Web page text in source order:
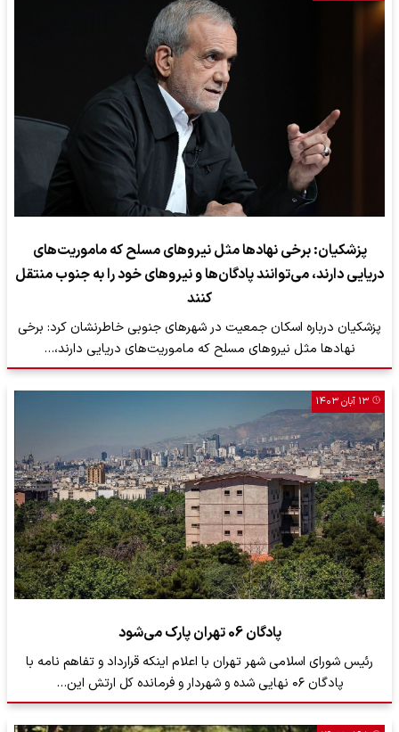
پزشکیان: برخی نهادها مثل نیروهای مسلح که ماموریت‌های
دریایی دارند، می‌توانند پادگان‌ها و نیروهای خود را به جنوب منتقل
کنند
پزشکیان درباره اسکان جمعیت در شهرهای جنوبی خاطرنشان کرد:‌ برخی
نهادها مثل نیروهای مسلح که ماموریت‌های دریایی دارند،…
۱۳ آبان ۱۴۰۳
پادگان 06 تهران پارک می‌شود
رئیس شورای اسلامی شهر تهران با اعلام اینکه قرارداد و تفاهم نامه با
پادگان ۰۶ نهایی شده و شهردار و فرمانده کل ارتش این…